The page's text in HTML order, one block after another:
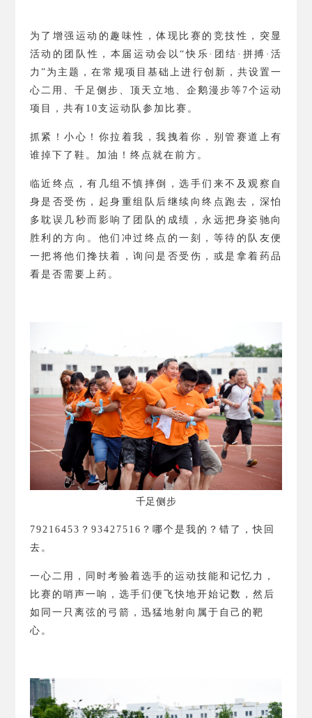
为了增强运动的趣味性，体现比赛的竞技性，突显
活动的团队性，本届运动会以“快乐·团结·拼搏·活
力”为主题，在常规项目基础上进行创新，共设置一
心二用、千足侧步、顶天立地、企鹅漫步等 7个运动
项目，共有 10支运动队参加比赛。
抓紧！小心！你拉着我，我拽着你，别管赛道上有
谁掉下了鞋。加油！终点就在前方。
临近终点，有几组不慎摔倒，选手们来不及观察自
身是否受伤，起身重组队后继续向终点跑去，深怕
多耽误几秒而影响了团队的成绩，永远把身姿驰向
胜利的方向。他们冲过终点的一刻，等待的队友便
一把将他们搀扶着，询问是否受伤，或是拿着药品
看是否需要上药。
千足侧步
79216453 ？ 93427516 ？ 哪个是我的？错了，快回
去。
一心二用，同时考验着选手的运动技能和记忆力，
比赛的哨声一响，选手们便飞快地开始记数，然后
如同一只离弦的弓箭，迅猛地射向属于自己的靶
心。